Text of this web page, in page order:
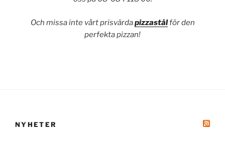
Och missa inte vårt prisvärdapizzastålför den
perfekta pizzan!
NYHETER